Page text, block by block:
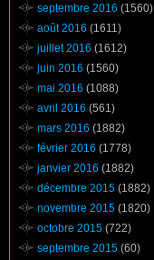
septembre 2016 (1560)
août 2016 (1611)
juillet 2016 (1612)
juin 2016 (1560)
mai 2016 (1088)
avril 2016 (561)
mars 2016 (1882)
février 2016 (1778)
janvier 2016 (1882)
décembre 2015 (1882)
novembre 2015 (1820)
octobre 2015 (722)
septembre 2015 (60)